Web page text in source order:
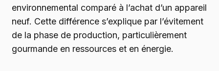
environnemental comparé à l’achat d’un appareil
neuf. Cette différence s’explique par l’évitement
de la phase de production, particulièrement
gourmande en ressources et en énergie.